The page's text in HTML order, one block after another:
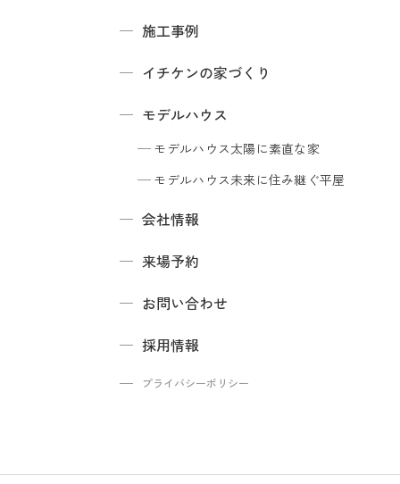
施工事例
イチケンの家づくり
モデルハウス
モデルハウス太陽に素直な家
モデルハウス未来に住み継ぐ平屋
会社情報
来場予約
お問い合わせ
採用情報
プライバシーポリシー